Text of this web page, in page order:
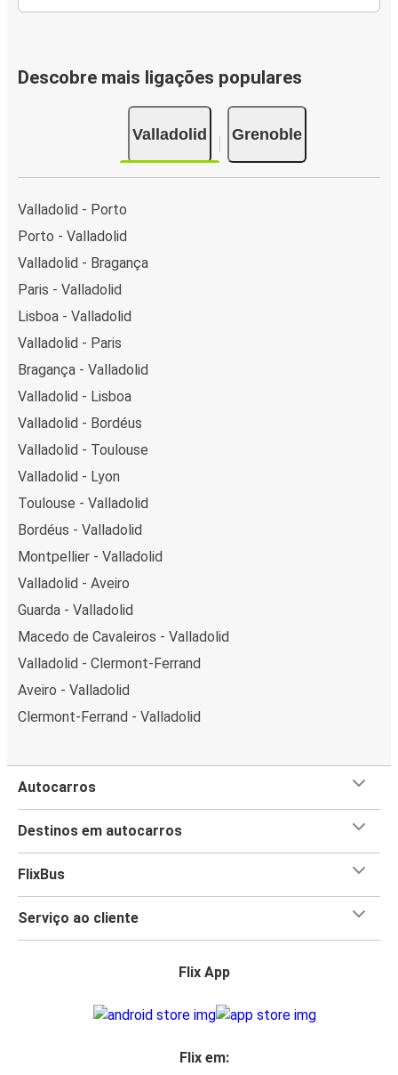
Descobre mais ligações populares
Valladolid Grenoble
Valladolid - Porto
Porto - Valladolid
Valladolid - Bragança
Paris - Valladolid
Lisboa - Valladolid
Valladolid - Paris
Bragança - Valladolid
Valladolid - Lisboa
Valladolid - Bordéus
Valladolid - Toulouse
Valladolid - Lyon
Toulouse - Valladolid
Bordéus - Valladolid
Montpellier - Valladolid
Valladolid - Aveiro
Guarda - Valladolid
Macedo de Cavaleiros - Valladolid
Valladolid - Clermont-Ferrand
Aveiro - Valladolid
Clermont-Ferrand - Valladolid
Autocarros
Destinos em autocarros
FlixBus
Serviço ao cliente
Flix App
Flix em: